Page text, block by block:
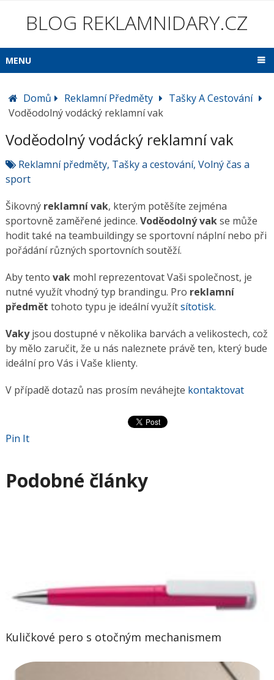
BLOG REKLAMNIDARY.CZ
MENU
Domů Reklamní Předměty
Tašky A Cestování
Voděodolný vodácký reklamní vak
Voděodolný vodácký reklamní vak
Reklamní předměty, Tašky a cestování, Volný čas a
sport
Šikovný reklamní vak, kterým potěšíte zejména
sportovně zaměřené jedince. Voděodolný vakse může
hodit také na teambuildingy se sportovní náplní nebo při
pořádání různých sportovních soutěží.
Aby tento vakmohl reprezentovat Vaši společnost, je
nutné využít vhodný typ brandingu. Pro reklamní
předmět tohoto typu je ideální využítsítotisk.
Vakyjsou dostupné v několika barvách a velikostech, což
by mělo zaručit, že u nás naleznete právě ten, který bude
ideální pro Vás i Vaše klienty.
V případě dotazů nas prosím neváhejte kontaktovat
Pin It
Podobné články
Kuličkové pero s otočným mechanismem